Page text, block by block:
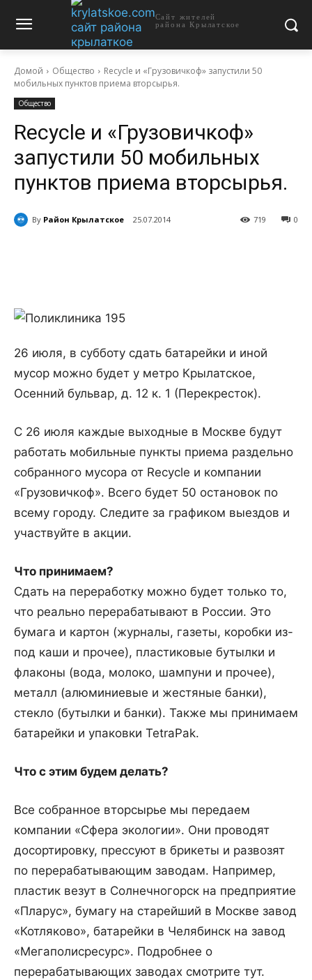
Сайт жителей
района Крылатское
Домой Общество
Recycle и «Грузовичкоф» запустили 50
мобильных пунктов приема вторсырья.
Общество
Recycle и «Грузовичкоф»
запустили 50 мобильных
пунктов приема вторсырья.
By Район Крылатское 25.07.2014 0
719
26 июля, в субботу сдать батарейки и иной
мусор можно будет у метро Крылатское,
Осенний бульвар, д. 12 к. 1 (Перекресток).
С 26 июля каждые выходные в Москве будут
работать мобильные пункты приема раздельно
собранного мусора от Recycle и компании
«Грузовичкоф». Всего будет 50 остановок по
всему городу. Следите за графиком выездов и
участвуйте в акции.
Что принимаем?
Сдать на переработку можно будет только то,
что реально перерабатывают в России. Это
бумага и картон (журналы, газеты, коробки из-
под каши и прочее), пластиковые бутылки и
флаконы (вода, молоко, шампуни и прочее),
металл (алюминиевые и жестяные банки),
стекло (бутылки и банки). Также мы принимаем
батарейки и упаковки TetraPak.
Что с этим будем делать?
Все собранное вторсырье мы передаем
компании «Сфера экологии». Они проводят
досортировку, прессуют в брикеты и развозят
по перерабатывающим заводам. Например,
пластик везут в Солнечногорск на предприятие
«Пларус», бумагу на старейший в Москве завод
«Котляково», батарейки в Челябинск на завод
«Мегаполисресурс». Подробнее о
перерабатывающих заводах смотрите тут.